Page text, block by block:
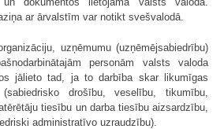
ar ārvalstīm var notikt svešvalodā.
uzņēmumu (uzņēmējsabiedrību)
personām valsts valoda
jālieto tad, ja to darbība skar likumīgas
drošību, veselību, tikumību,
tiesību un darba tiesību aizsardzību,
administratīvo uzraudzību).